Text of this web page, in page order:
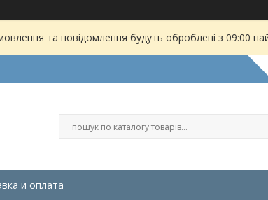
та повідомлення будуть оброблені з 09:00
и оплата